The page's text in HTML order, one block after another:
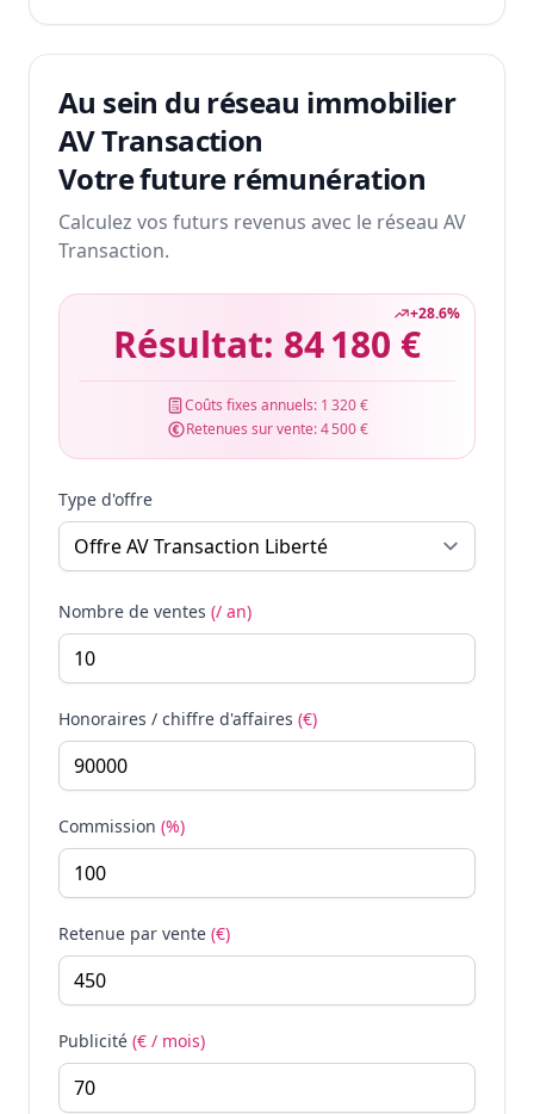
Au sein du réseau immobilier
AV Transaction
Votre future rémunération
Calculez vos futurs revenus avec le réseau AV
Transaction.
+28.6%
Résultat: 84 180 €
Coûts fixes annuels: 1 320 €
Retenues sur vente:4 500 €
Type d'offre
Nombre de ventes (/ an)
Honoraires / chiffre d'affaires (€)
Commission (%)
Retenue par vente (€)
Publicité (€ / mois)